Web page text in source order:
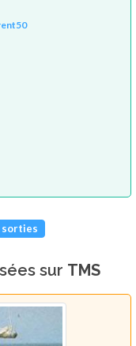
sorties
sur TMS